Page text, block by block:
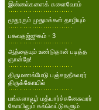
இன்னல்களைக் களைவோம்
மூதூரும் முதுமக்கள் தாழியும்
பகவதஜ்ஜுகம் - 3
ஆந்தையும் உண்டுதான் படித்த
ஞான்றே!
திருமணல்மேடு பஞ்சநதீசுவரர்
திருக்கோயில்
மங்களாவூர் மத்யார்ச்சுனேசுவரர்
கோயிலும் கல்வெட்டுகளும்